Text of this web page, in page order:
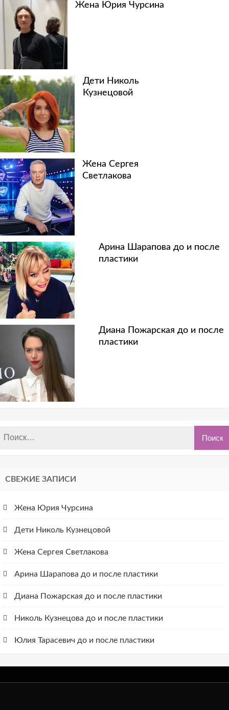
Жена Юрия Чурсина
Дети Николь
Кузнецовой
Жена Сергея
Светлакова
Арина Шарапова до и после
пластики
Диана Пожарская до и после
пластики
СВЕЖИЕ ЗАПИСИ
Жена Юрия Чурсина
Дети Николь Кузнецовой
Жена Сергея Светлакова
Арина Шарапова до и после пластики
Диана Пожарская до и после пластики
Николь Кузнецова до и после пластики
Юлия Тарасевич до и после пластики